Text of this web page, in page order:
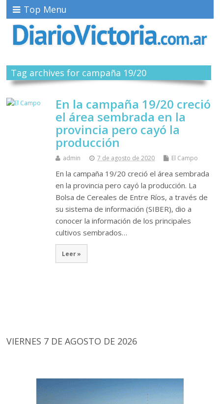
Top Menu
Tag archives for campaña 19/20
En la campaña 19/20 creció
el área sembrada en la
provincia pero cayó la
producción
admin 7 de agosto de 2020 El Campo
En la campaña 19/20 creció el área sembrada
en la provincia pero cayó la producción. La
Bolsa de Cereales de Entre Ríos, a través de
su sistema de información (SIBER), dio a
conocer la información de los principales
cultivos sembrados…
Leer »
VIERNES 7 DE AGOSTO DE 2026